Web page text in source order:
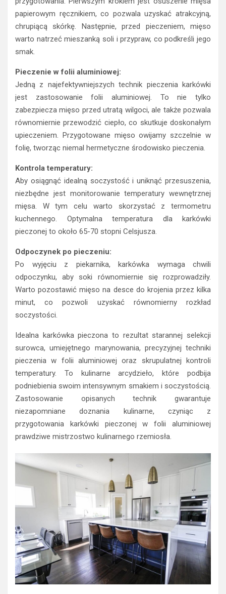
papierowym ręcznikiem, co pozwala uzyskać atrakcyjną,
chrupiącą skórkę. Następnie, przed pieczeniem, mięso
warto natrzeć mieszanką soli i przypraw, co podkreśli jego
smak.
Pieczenie w folii aluminiowej:
Jedną z najefektywniejszych technik pieczenia karkówki
jest zastosowanie folii aluminiowej. To nie tylko
zabezpiecza mięso przed utratą wilgoci, ale także pozwala
równomiernie przewodzić ciepło, co skutkuje doskonałym
upieczeniem. Przygotowane mięso owijamy szczelnie w
folię, tworząc niemal hermetyczne środowisko pieczenia.
Kontrola temperatury:
Aby osiągnąć idealną soczystość i uniknąć przesuszenia,
niezbędne jest monitorowanie temperatury wewnętrznej
mięsa. W tym celu warto skorzystać z termometru
kuchennego. Optymalna temperatura dla karkówki
pieczonej to około 65-70 stopni Celsjusza.
Odpoczynek po pieczeniu:
Po wyjęciu z piekarnika, karkówka wymaga chwili
odpoczynku, aby soki równomiernie się rozprowadziły.
Warto pozostawić mięso na desce do krojenia przez kilka
minut, co pozwoli uzyskać równomierny rozkład
soczystości.
Idealna karkówka pieczona to rezultat starannej selekcji
surowca, umiejętnego marynowania, precyzyjnej techniki
pieczenia w folii aluminiowej oraz skrupulatnej kontroli
temperatury. To kulinarne arcydzieło, które podbija
podniebienia swoim intensywnym smakiem i soczystością.
Zastosowanie opisanych technik gwarantuje
niezapomniane doznania kulinarne, czyniąc z
przygotowania karkówki pieczonej w folii aluminiowej
prawdziwe mistrzostwo kulinarnego rzemiosła.